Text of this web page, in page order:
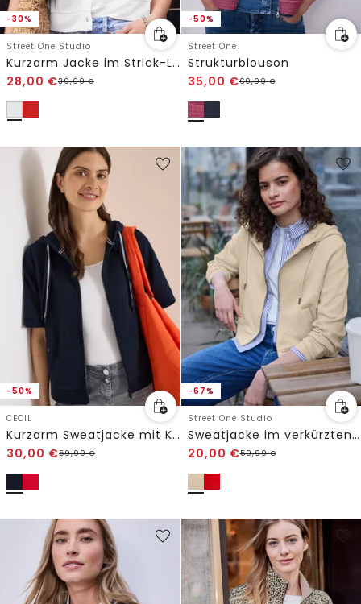
-30%
Street One Studio
Kurzarm Jacke im Strick-Look mit Knöpfen
28,00 €39,99€
-50%
Street One
Strukturblouson
35,00 €69,99€
-50%
CECIL
Kurzarm Sweatjacke mit Kapuze
30,00 €59,99€
-67%
Street One Studio
Sweatjacke im verkürzten Schnitt
20,00 €59,99€